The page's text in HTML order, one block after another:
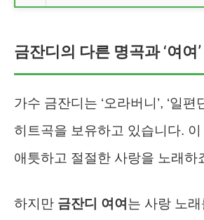
금잔디의 다른 명곡과 ‘여여
가수 금잔디는 ‘오라버니’, ‘일편
히트곡을 보유하고 있습니다.
애틋하고 절절한 사랑을 노래하
하지만 금잔디 여여 는 사랑 노